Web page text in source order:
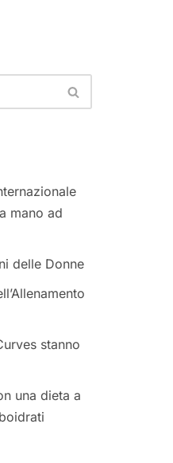
mano ad
delle Donne
stanno
una dieta a